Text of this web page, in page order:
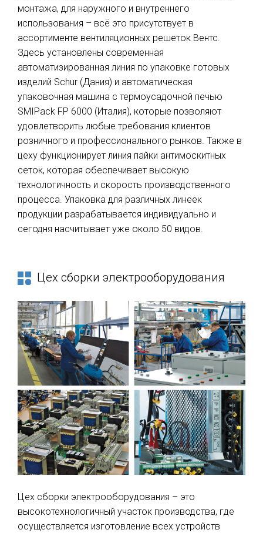
монтажа, для наружного и внутреннего
использования – всё это присутствует в
ассортименте вентиляционных решеток Вентс.
Здесь установлены современная
автоматизированная линия по упаковке готовых
изделий Schur (Дания) и автоматическая
упаковочная машина с термоусадочной печью
SMIPack FP 6000 (Италия), которые позволяют
удовлетворить любые требования клиентов
розничного и профессионального рынков. Также в
цеху функционирует линия пайки антимоскитных
сеток, которая обеспечивает высокую
технологичность и скорость производственного
процесса. Упаковка для различных линеек
продукции разрабатывается индивидуально и
сегодня насчитывает уже около 50 видов.
Цех сборки электрооборудования
Цех сборки электрооборудования – это
высокотехнологичный участок производства, где
осуществляется изготовление всех устройств